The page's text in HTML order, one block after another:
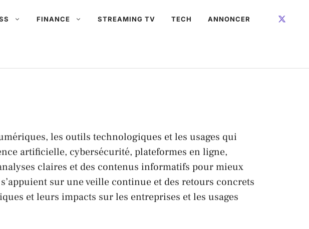
FINANCE STREAMING TV TECH ANNONCER
les outils technologiques et les usages qui
artificielle, cybersécurité, plateformes en ligne,
claires et des contenus informatifs pour mieux
sur une veille continue et des retours concrets
et leurs impacts sur les entreprises et les usages